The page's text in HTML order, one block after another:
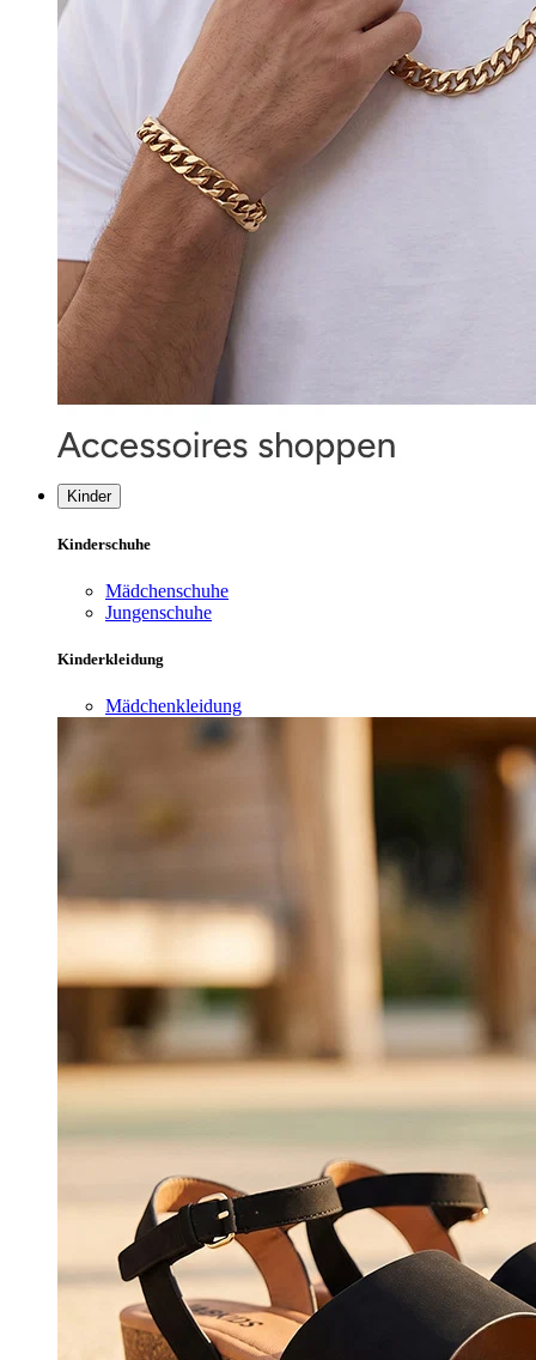
Kinder
Kinderschuhe
Mädchenschuhe
Jungenschuhe
Kinderkleidung
Mädchenkleidung